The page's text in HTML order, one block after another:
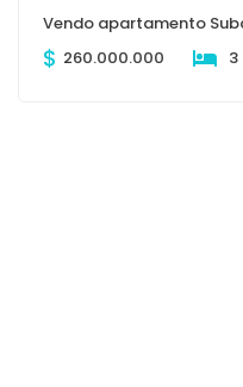
Vendo apartamento
$ 260.000.000 3